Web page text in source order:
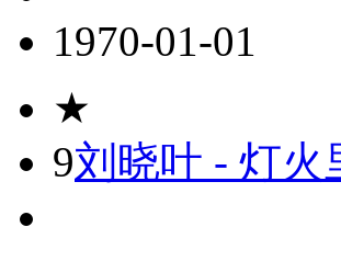
1970-01-01
★
9刘晓叶 - 灯